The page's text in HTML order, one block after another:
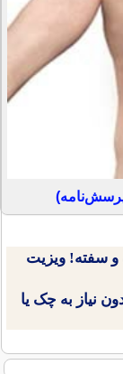
و سفته! ویزیت
نیاز به چک یا